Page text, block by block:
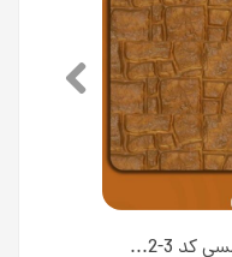
دیوارپوش پلی اورتان رنگ مسی کد W002-3 ابعاد 110*37 سانت